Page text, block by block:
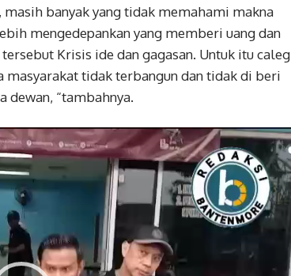
banyak yang tidak memahami makna
mengedepankan yang memberi uang dan
Krisis ide dan gagasan. Untuk itu caleg
tidak terbangun dan tidak di beri
dewan, “tambahnya.